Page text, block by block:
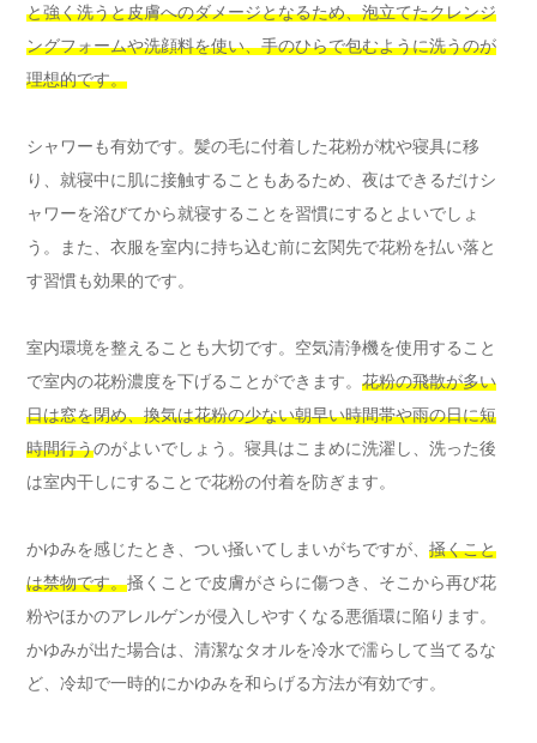
と強く洗うと皮膚へのダメージとなるため、泡立てたクレンジ
ングフォームや洗顔料を使い、手のひらで包むように洗うのが
理想的です。
シャワーも有効です。髪の毛に付着した花粉が枕や寝具に移
り、就寝中に肌に接触することもあるため、夜はできるだけシ
ャワーを浴びてから就寝することを習慣にするとよいでしょ
う。また、衣服を室内に持ち込む前に玄関先で花粉を払い落と
す習慣も効果的です。
室内環境を整えることも大切です。空気清浄機を使用すること
で室内の花粉濃度を下げることができます。 花粉の飛散が多い
日は窓を閉め、換気は花粉の少ない朝早い時間帯や雨の日に短
時間行うのがよいでしょう。寝具はこまめに洗濯し、洗った後
は室内干しにすることで花粉の付着を防ぎます。
かゆみを感じたとき、つい掻いてしまいがちですが、 掻くこと
は禁物です。掻くことで皮膚がさらに傷つき、そこから再び花
粉やほかのアレルゲンが侵入しやすくなる悪循環に陥ります。
かゆみが出た場合は、清潔なタオルを冷水で濡らして当てるな
ど、冷却で一時的にかゆみを和らげる方法が有効です。